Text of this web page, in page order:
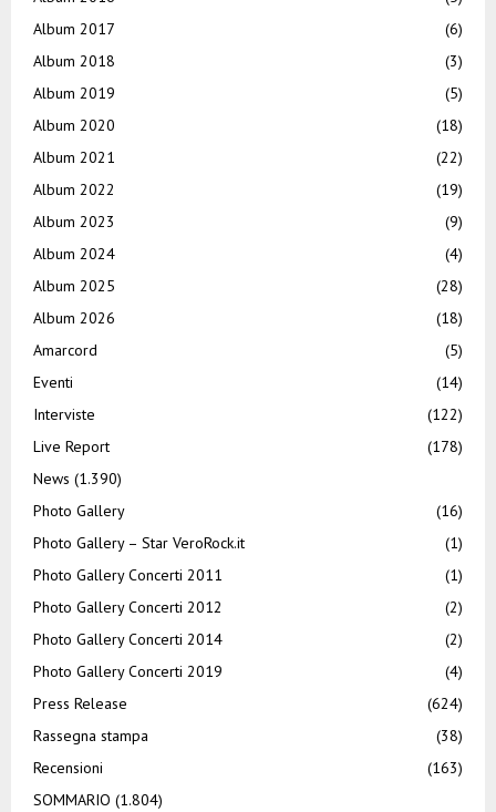
Album 2017
(6)
Album 2018
(3)
Album 2019
(5)
Album 2020
(18)
Album 2021
(22)
Album 2022
(19)
Album 2023
(9)
Album 2024
(4)
Album 2025
(28)
Album 2026
(18)
Amarcord
(5)
Eventi
(14)
Interviste
(122)
Live Report
(178)
News (1.390)
Photo Gallery
(16)
Photo Gallery – Star VeroRock.it
(1)
Photo Gallery Concerti 2011
(1)
Photo Gallery Concerti 2012
(2)
Photo Gallery Concerti 2014
(2)
Photo Gallery Concerti 2019
(4)
Press Release
(624)
Rassegna stampa
(38)
Recensioni
(163)
SOMMARIO (1.804)